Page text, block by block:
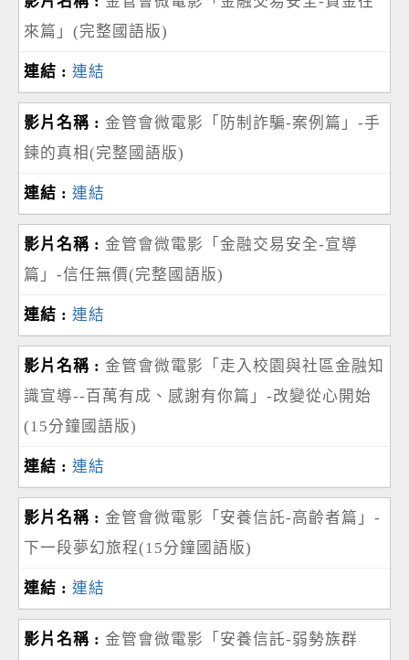
來篇」(完整國語版)
連結
金管會微電影「防制詐騙-案例篇」-手
鍊的真相(完整國語版)
連結
金管會微電影「金融交易安全-宣導
篇」-信任無價(完整國語版)
連結
金管會微電影「走入校園與社區金融知
識宣導--百萬有成、感謝有你篇」-改變從心開始
(15分鐘國語版)
連結
金管會微電影「安養信託-高齡者篇」-
下一段夢幻旅程(15分鐘國語版)
連結
金管會微電影「安養信託-弱勢族群